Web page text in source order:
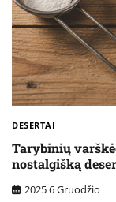
DESERTAI
Tarybinių
nostalgišką
2025 6 Gruodžio